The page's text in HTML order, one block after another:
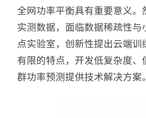
全网功率平衡具有重要意义
实测数据，面临数据稀疏性
点实验室，创新性提出云端
有限的特点，开发低复杂度
群功率预测提供技术解决方案。